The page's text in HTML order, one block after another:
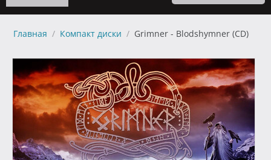
Главная / Компакт диски / Grimner - Blodshymner (CD)